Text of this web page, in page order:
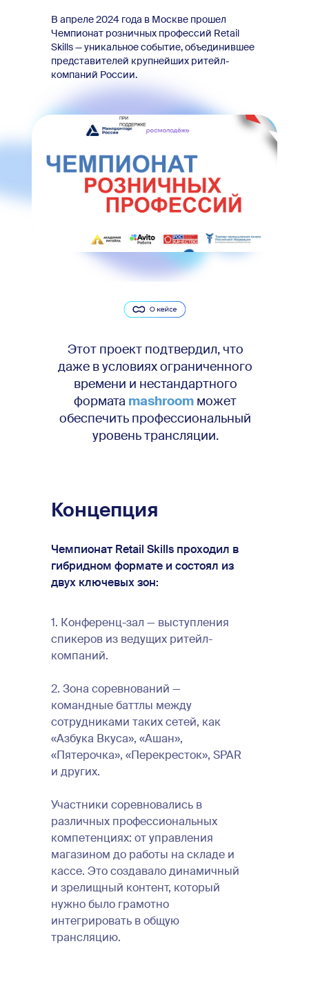
В апреле 2024 года в Москве прошел
Чемпионат розничных профессий Retail
Skills — уникальное событие, объединившее
представителей крупнейших ритейл-
компаний России.
Этот проект подтвердил, что
даже в условиях ограниченного
времени и нестандартного
формата mashroom может
обеспечить профессиональный
уровень трансляции.
Концепция
1. Конференц-зал — выступления
спикеров из ведущих ритейл-
компаний.
2. Зона соревнований —
командные баттлы между
сотрудниками таких сетей, как
«Азбука Вкуса», «Ашан»,
«Пятерочка», «Перекресток», SPAR
и других.
Участники соревновались в
различных профессиональных
компетенциях: от управления
магазином до работы на складе и
кассе. Это создавало динамичный
и зрелищный контент, который
нужно было грамотно
интегрировать в общую
трансляцию.
Чемпионат Retail Skills проходил в
гибридном формате и состоял из
двух ключевых зон: